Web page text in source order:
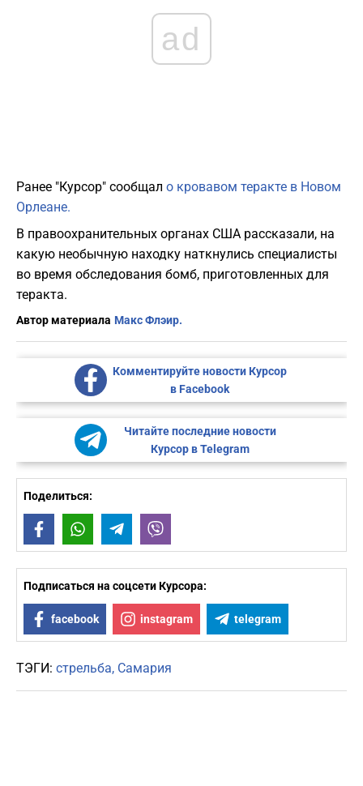
ad
Ранее "Курсор" сообщал о кровавом теракте в Новом
Орлеане.
В правоохранительных органах США рассказали, на
какую необычную находку наткнулись специалисты
во время обследования бомб, приготовленных для
теракта.
Автор материала Макс Флэир.
Комментируйте новости Курсор
в Facebook
Читайте последние новости
Курсор в Telegram
Поделиться:
FacebookWhatsAppTelegram
Подписаться на соцсети Курсора:
facebook instagram telegram
ТЭГИ: стрельба Самария